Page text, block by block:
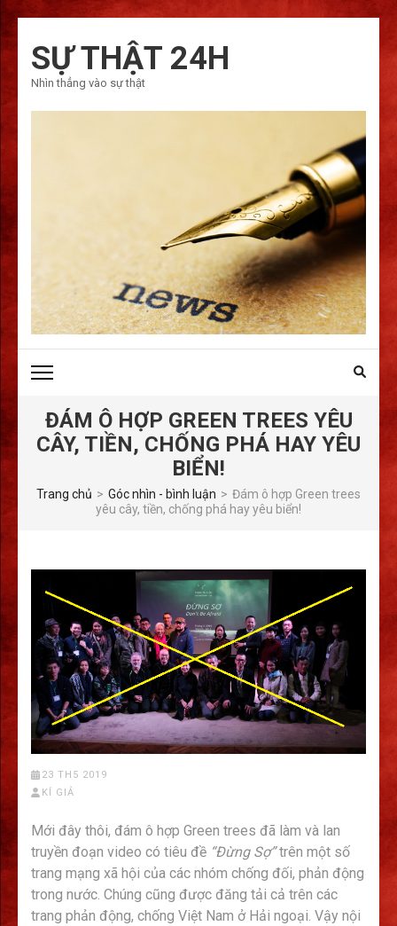
qua
tới
nội
SỰ THẬT 24H
Nhìn thẳng vào sự thật
ĐÁM Ô HỢP GREEN TREES YÊU
CÂY, TIỀN, CHỐNG PHÁ HAY YÊU
BIỂN!
Trang chủ > Góc nhìn - bình luận > Đám ô hợp Green trees
yêu cây, tiền, chống phá hay yêu biển!
23 TH5 2019
KÍ GIẢ
Mới đây thôi, đám ô hợp Green trees đã làm và lan
truyền đoạn video có tiêu đề “Đừng Sợ”trên một số
trang mạng xã hội của các nhóm chống đối, phản động
trong nước. Chúng cũng được đăng tải cả trên các
trang phản động, chống Việt Nam ở Hải ngoại. Vậy nội